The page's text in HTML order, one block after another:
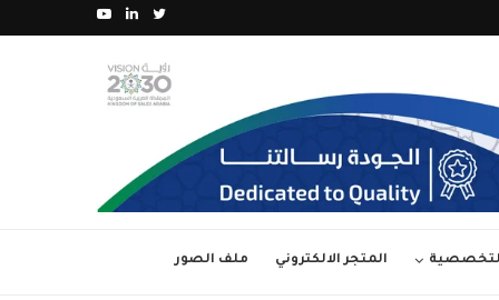
المحاضرة الالكترونية الثالثة لعام 2026م بعنوان “من
المتجر الالكتروني ملف الصور